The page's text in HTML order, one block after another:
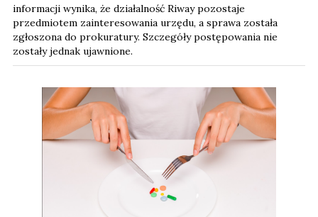
informacji wynika, że działalność Riway pozostaje
przedmiotem zainteresowania urzędu, a sprawa została
zgłoszona do prokuratury. Szczegóły postępowania nie
zostały jednak ujawnione.